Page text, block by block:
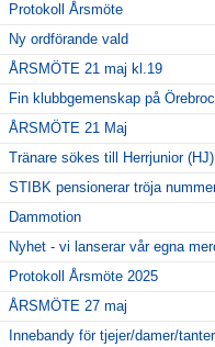
Protokoll Årsmöte
Ny ordförande vald
ÅRSMÖTE 21 maj kl.19
Fin klubbgemenskap på
ÅRSMÖTE 21 Maj
Tränare sökes till Herrjunior
STIBK pensionerar tröja
Dammotion
Nyhet - vi lanserar vår egna
Protokoll Årsmöte 2025
ÅRSMÖTE 27 maj
Innebandy för tjejer/damer/tanter